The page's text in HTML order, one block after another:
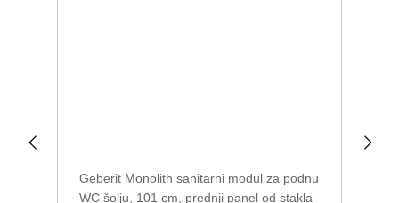
Geberit Monolith sanitarni modul za podnu
WC šolju, 101 cm, prednji panel od stakla